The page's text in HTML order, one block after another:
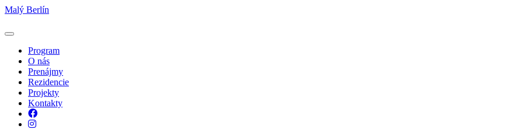
Malý Berlín
Program
O nás
Prenájmy
Rezidencie
Projekty
Kontakty
Facebook
Instagram